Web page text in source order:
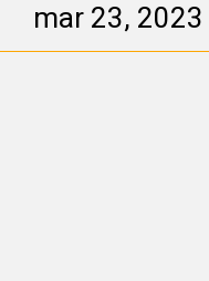
mar 23, 2023